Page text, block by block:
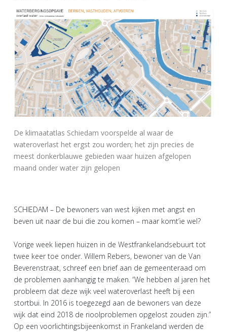
De klimaatatlas Schiedam voorspelde al waar de
wateroverlast het ergst zou worden; het zijn precies de
meest donkerblauwe gebieden waar huizen afgelopen
maand onder water zijn gelopen
SCHIEDAM – De bewoners van west kijken met angst en
beven uit naar de bui die zou komen – maar komt’ie wel?
Vorige week liepen huizen in de Westfrankelandsebuurt tot
twee keer toe onder. Willem Rebers, bewoner van de Van
Beverenstraat, schreef een brief aan de gemeenteraad om
de problemen aanhangig te maken. “We hebben al jaren het
probleem dat deze wijk veel wateroverlast heeft bij een
stortbui. In 2016 is toegezegd aan de bewoners van deze
wijk dat eind 2018 de rioolproblemen opgelost zouden zijn.”
Op een voorlichtingsbijeenkomst in Frankeland werden de